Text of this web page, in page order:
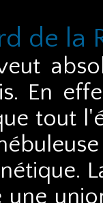
de la
En
tout